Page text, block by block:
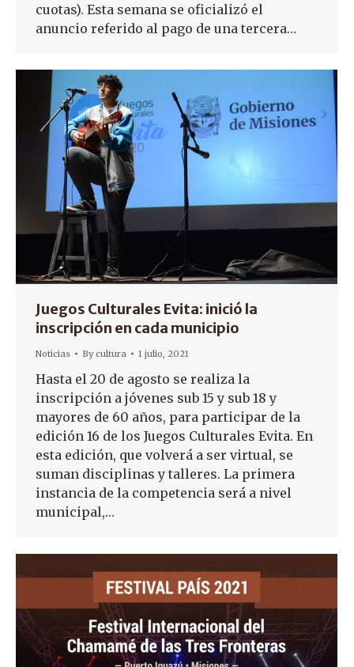
cuotas). Esta semana se oficializó el
anuncio referido al pago de una tercera…
Juegos Culturales Evita: inició la
inscripción en cada municipio
Noticias Bycultura 1 julio, 2021
Hasta el 20 de agosto se realiza la
inscripción a jóvenes sub 15 y sub 18 y
mayores de 60 años, para participar de la
edición 16 de los Juegos Culturales Evita. En
esta edición, que volverá a ser virtual, se
suman disciplinas y talleres. La primera
instancia de la competencia será a nivel
municipal,…